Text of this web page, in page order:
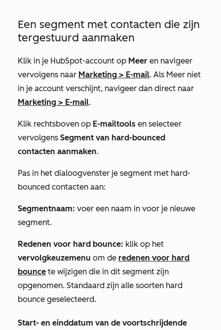
Een segment met contacten die zijn
tergestuurd aanmaken
Klik in je HubSpot-account op Meer en navigeer
vervolgens naar Marketing > E-mail. Als Meer niet
in je account verschijnt, navigeer dan direct naar
Marketing > E-mail.
Klik rechtsboven op E-mailtools en selecteer
vervolgens Segment van hard-bounced
contacten aanmaken.
Pas in het dialoogvenster je segment met hard-
bounced contacten aan:
Segmentnaam: voer een naam in voor je nieuwe
segment.
Redenen voor hard bounce: klik op het
vervolgkeuzemenu om de redenen voor hard
bounce te wijzigen die in dit segment zijn
opgenomen. Standaard zijn alle soorten hard
bounce geselecteerd.
Start- en einddatum van de voortschrijdende